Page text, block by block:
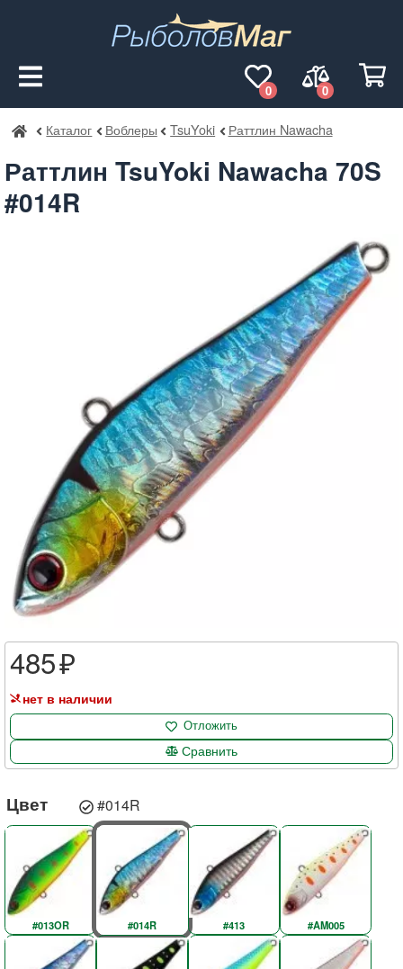
0
0
РыболовМаг
Каталог Воблеры TsuYoki Раттлин Nawacha
Раттлин TsuYoki Nawacha 70S
#014R
Цвет #014R
#013OR #014R #413 #AM005
485
нет в наличии
Отложить
Сравнить